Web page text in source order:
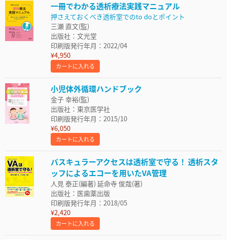
一冊でわかる透析療法実践マニュアル
押さえておくべき透析室でのto doとポイント
三瀬 直文(監)
出版社：文光堂
印刷版発行年月：2022/04
¥4,950
カートに入れる
小児体外循環ハンドブック
金子 幸裕(監)
出版社：東京医学社
印刷版発行年月：2015/10
¥6,050
カートに入れる
バスキュラーアクセスは透析室で守る！ 透析スタ
ッフによるエコーを用いたVA管理
人見 泰正(編著) 延命寺 俊哉(著)
出版社：医歯薬出版
印刷版発行年月：2018/05
¥2,420
カートに入れる